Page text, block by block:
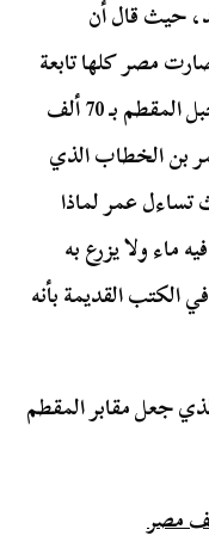
حيث قال أن
مصر كلها تابعة
للدولة الإسلامية، بأن تشتري الكنيسة جبل المقطم بـ 70 ألف
بن الخطاب الذي
تساءل عمر لماذا
ماء ولا يزرع به
الكتب القديمة بأنه
جعل مقابر المقطم